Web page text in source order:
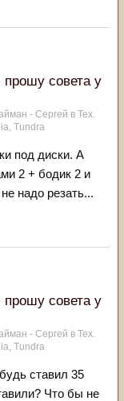
совета у
- Сергей в Тех.
Tundra
под диски. А
2 + бодик 2 и
надо резать...
совета у
- Сергей в Тех.
Tundra
ставил 35
Что бы не